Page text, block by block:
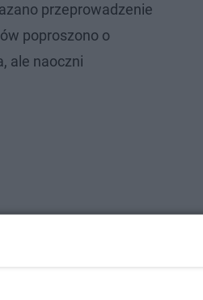
przeprowadzenie
poproszono o
ale naoczni